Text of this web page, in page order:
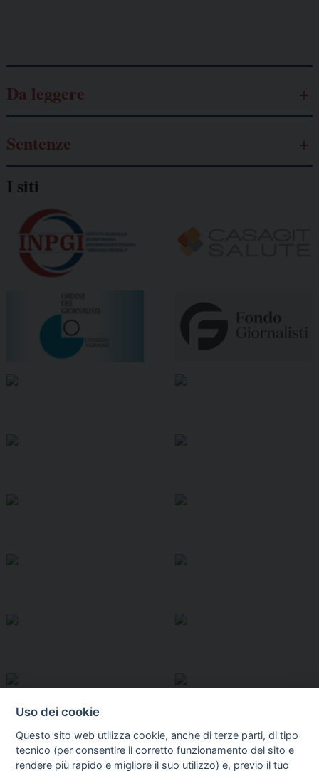
Da leggere
Sentenze
I siti
Uso dei cookie
Questo sito web utilizza cookie, anche di terze parti, di tipo
tecnico (per consentire il corretto funzionamento del sito e
rendere più rapido e migliore il suo utilizzo) e, previo il tuo